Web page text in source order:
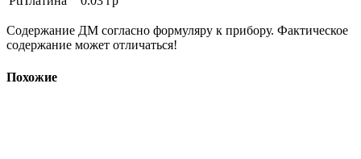
Содержание ДМ согласно формуляру к прибору. Фактическое
содержание может отличаться!
Похожие